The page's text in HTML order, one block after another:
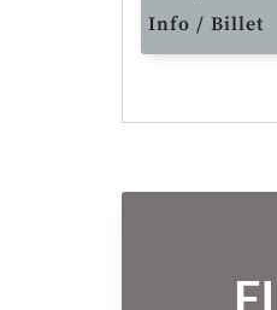
Info / Billet